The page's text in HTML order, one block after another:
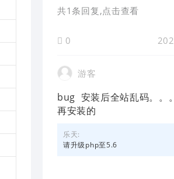
共1条回复 ,点击查看
0
游客
bug 安装后全站乱码。。
再安装的
乐天:
请升级php至5.6